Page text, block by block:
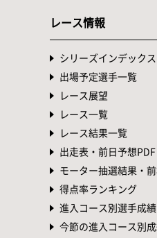
レース情報
シリーズインデックス
出場予定選手一覧
レース展望
レース一覧
レース結果一覧
出走表・前日予想PDF
モーター抽選結果・
得点率ランキング
進入コース別選手成績
今節の進入コース別